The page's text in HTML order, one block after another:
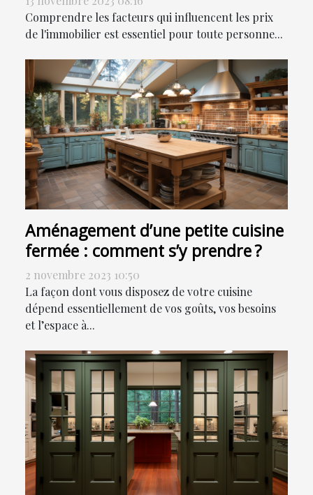
Comprendre les facteurs qui influencent les prix
de l'immobilier est essentiel pour toute personne...
Aménagement d’une petite cuisine
fermée : comment s’y prendre ?
2 novembre 2023 10:50
La façon dont vous disposez de votre cuisine
dépend essentiellement de vos goûts, vos besoins
et l’espace à...